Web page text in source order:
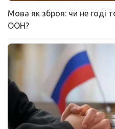
Мова як зброя: чи не годі
ООН?